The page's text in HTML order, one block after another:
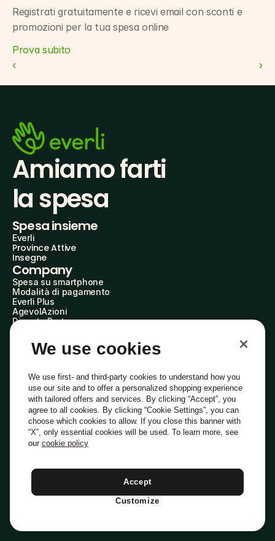
Registrati gratuitamente e ricevi email con sconti e
promozioni per la tua spesa online
Prova subito
‹
›
Amiamo farti
la spesa
Spesa insieme
Everli
Province Attive
Insegne
Company
Spesa su smartphone
Modalità di pagamento
Everli Plus
AgevolAzioni
Diventa Partner
Everli Shoppers
About Us
Everli News
Domande frequenti
Lavora con noi
Diventa Shopper
Investitori
PrivacyCookiePreferenze Cookie
Termini e CondizioniCodice Etico
Indirizzo PEC: everli@pec.it - indirizzo DPO: dpo@everli.com
Italiano
We use cookies
We use first- and third-party cookies to understand how you
use our site and to offer a personalized shopping experience
with tailored offers and services. By clicking “Accept”, you
agree to all cookies. By clicking “Cookie Settings”, you can
choose which cookies to allow. If you close this banner with
“X”, only essential cookies will be used. To learn more, see
our cookie policy
Accept
Customize